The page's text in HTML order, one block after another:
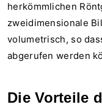
herkömmlichen
zweidimensionale
volumetrisch, so
abgerufen werden
Die Vorteile